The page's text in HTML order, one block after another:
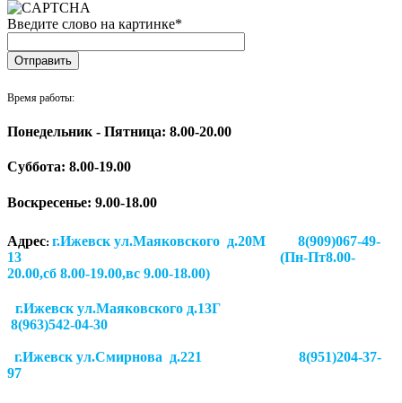
Введите слово на картинке*
Время работы:
Понедельник - Пятница: 8.00-20.00
Суббота: 8.00-19.00
Воскресенье: 9.00-18.00
Адрес: г.Ижевск ул.Маяковского д.20М 8(909)067-49-
13 (Пн-Пт8.00-
20.00,сб 8.00-19.00,вс 9.00-18.00)
г.Ижевск ул.Маяковского д.13Г
8(963)542-04-30
г.Ижевск ул.Смирнова д.221
8(951)204-37-
97